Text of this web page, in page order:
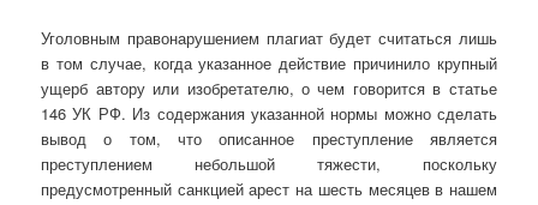
Уголовным правонарушением плагиат будет считаться лишь
в том случае, когда указанное действие причинило крупный
ущерб автору или изобретателю, о чем говорится в статье
146 УК РФ. Из содержания указанной нормы можно сделать
вывод о том, что описанное преступление является
преступлением небольшой тяжести, поскольку
предусмотренный санкцией арест на шесть месяцев в нашем